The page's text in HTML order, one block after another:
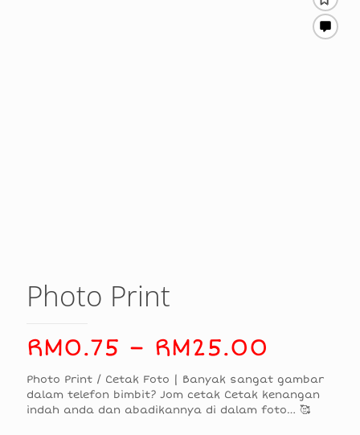
Photo Print
RM0.75 – RM25.00
range:
RM0.75
Photo Print / Cetak Foto | Banyak sangat gambar
dalam telefon bimbit? Jom cetak Cetak kenangan
indah anda dan abadikannya di dalam foto… 🥰